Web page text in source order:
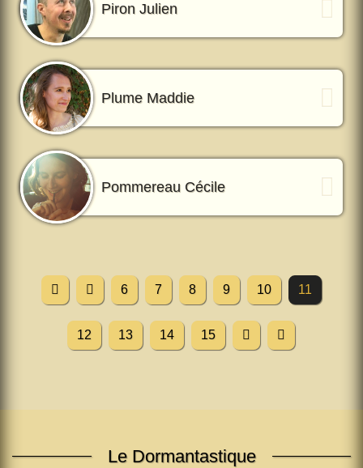
Le Dormantastique
Piron Julien
Plume Maddie
Pommereau Cécile
6 7 8 9 10 11
12 13 14 15